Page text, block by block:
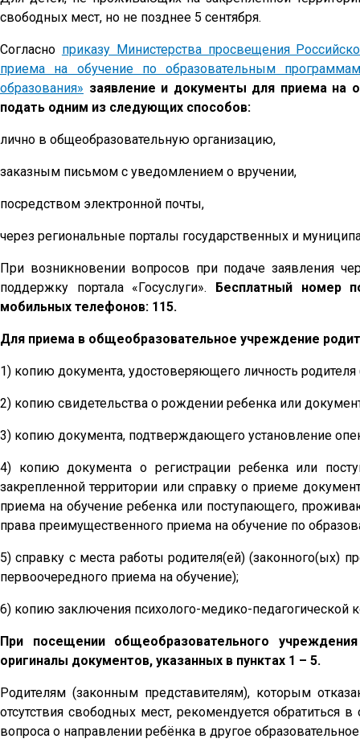
свободных мест, но не позднее 5 сентября.
Согласно приказу Министерства просвещения
приема на обучение по образовательным
образования» заявление и документы для приема на
подать одним из следующих способов:
лично в общеобразовательную организацию,
заказным письмом с уведомлением о вручении,
посредством электронной почты,
через региональные порталы государственных и
При возникновении вопросов при подаче заявления
поддержку портала «Госуслуги». Бесплатный номер
мобильных телефонов: 115.
Для приема в общеобразовательное учреждение
1) копию документа, удостоверяющего личность
2) копию свидетельства о рождении ребенка или
3) копию документа, подтверждающего установление
4) копию документа о регистрации ребенка или
закрепленной территории или справку о приеме
приема на обучение ребенка или поступающего,
права преимущественного приема на обучение по
5) справку с места работы родителя(ей) (законного(ых)
первоочередного приема на обучение);
6) копию заключения психолого-медико-педагогической
При посещении общеобразовательного
оригиналы документов, указанных в пунктах 1 – 5.
Родителям (законным представителям), которым
отсутствия свободных мест, рекомендуется обратиться
вопроса о направлении ребёнка в другое